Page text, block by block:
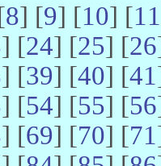
8] [9] [10] [11
] [24] [25] [26
] [39] [40] [41
] [54] [55] [56
] [69] [70] [71